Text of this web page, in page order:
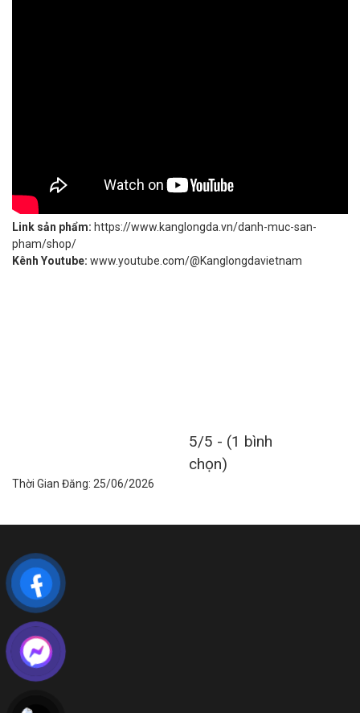
Link sản phẩm: https://www.kanglongda.vn/danh-muc-san-
pham/shop/
Kênh Youtube: www.youtube.com/@Kanglongdavietnam
5/5 - (1 bình
chọn)
Thời Gian Đăng: 25/06/2026